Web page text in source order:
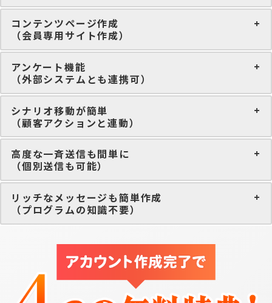
コンテンツページ作成
（会員専用サイト作成）
アンケート機能
（外部システムとも連携可）
シナリオ移動が簡単
（顧客アクションと連動）
高度な一斉送信も間単に
（個別送信も可能）
リッチなメッセージも簡単作成
（プログラムの知識不要）